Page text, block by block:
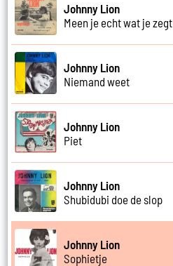
Johnny Lion
Meen je echt wat je zegt
Johnny Lion
Niemand weet
Johnny Lion
Piet
Johnny Lion
Shubidubi doe de slop
Johnny Lion
Sophietje